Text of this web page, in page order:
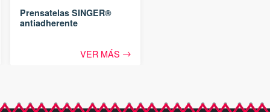
Prensatelas SINGER®
antiadherente
VER MÁS